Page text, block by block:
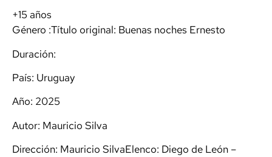
+15 años
Género :Título original: Buenas noches Ernesto
Duración:
País: Uruguay
Año: 2025
Autor: Mauricio Silva
Dirección: Mauricio SilvaElenco: Diego de León –